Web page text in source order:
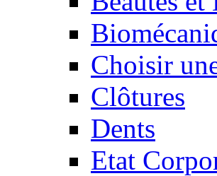
Choisir
Clôtures
Dents
Etat